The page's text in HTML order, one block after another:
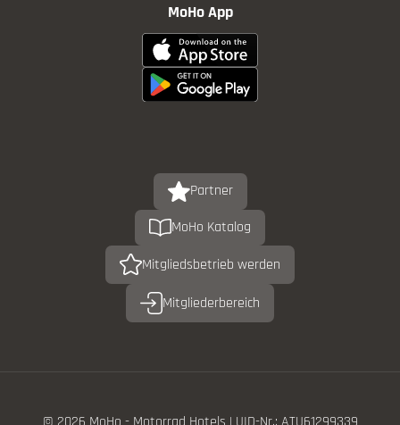
MoHo App
Partner
MoHo Katalog
Mitgliedsbetrieb werden
Mitgliederbereich